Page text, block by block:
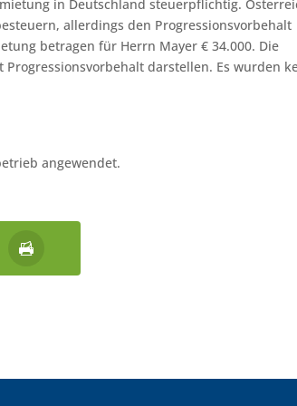
in Deutschland steuerpflichtig.
allerdings den Progressionsvorbehalt
betragen für Herrn Mayer € 34.000. Die
darstellen. Es wurden
angewendet.